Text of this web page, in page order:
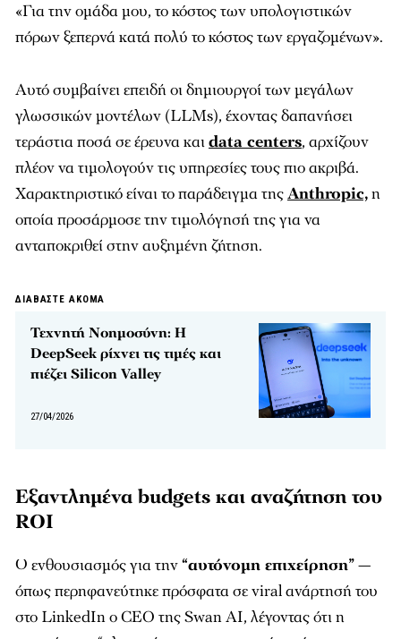
«Για την ομάδα μου, το κόστος των υπολογιστικών
πόρων ξεπερνά κατά πολύ το κόστος των εργαζομένων».
Αυτό συμβαίνει επειδή οι δημιουργοί των μεγάλων
γλωσσικών μοντέλων (LLMs), έχοντας δαπανήσει
τεράστια ποσά σε έρευνα καιdata centers, αρχίζουν
πλέον να τιμολογούν τις υπηρεσίες τους πιο ακριβά.
Χαρακτηριστικό είναι το παράδειγμα τηςAnthropic,η
οποία προσάρμοσε την τιμολόγησή της για να
ανταποκριθεί στην αυξημένη ζήτηση.
ΔΙΑΒΑΣΤΕ ΑΚΟΜΑ
Τεχνητή Νοημοσύνη: Η
DeepSeek ρίχνει τις τιμές και
πιέζει Silicon Valley
27/04/2026
Εξαντλημένα budgets και αναζήτηση του
ROI
Ο ενθουσιασμός για την“αυτόνομη επιχείρηση”—
όπως περηφανεύτηκε πρόσφατα σε viral ανάρτησή του
στο LinkedIn ο CEO της Swan AI, λέγοντας ότι η